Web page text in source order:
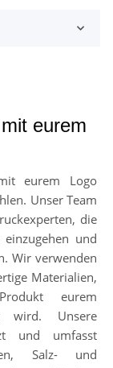
eurem
eurem Logo
Unser Team
die
und
Wir verwenden
Materialien,
eurem
wird. Unsere
und umfasst
Salz- und